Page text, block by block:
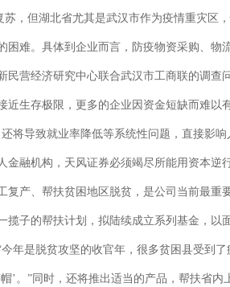
，但湖北省尤其是武汉市作为疫情重灾区
困难。具体到企业而言，防疫物资采购、物
营经济研究中心联合武汉市工商联的调查
生存极限，更多的企业因资金短缺而难以
将导致就业率降低等系统性问题，直接影
融机构，天风证券必须竭尽所能用资本逆
产、帮扶贫困地区脱贫，是公司当前最重
揽子的帮扶计划，拟陆续成立系列基金，以
年是脱贫攻坚的收官年，很多贫困县受到
’。”同时，还将推出适当的产品，帮扶省内